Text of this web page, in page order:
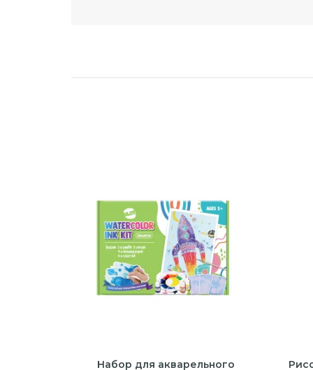
Набор для акварельного